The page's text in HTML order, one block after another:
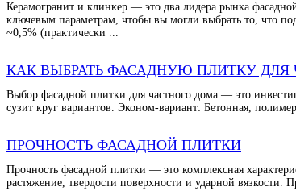
Керамогранит и клинкер — это два лидера рынка
ключевым параметрам, чтобы вы могли выбрать то, что
~0,5% (практически ...
КАК ВЫБРАТЬ ФАСАДНУЮ ПЛИТКУ
Выбор фасадной плитки для частного дома — это
сузит круг вариантов. Эконом-вариант: Бетонная,
ПРОЧНОСТЬ ФАСАДНОЙ ПЛИТКИ
Прочность фасадной плитки — это комплексная
растяжение, твердости поверхности и ударной